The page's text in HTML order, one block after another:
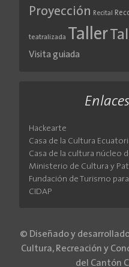
Proyección Recital
teatralizada Taller
Visita guiada
Hackearte
Casa de la Cultura
Casa de la cultura núcleo
Ministerio de Cultura y
Fundación de Turismo
CIDAP
© Diseñado y
Cultura, Recreación y
del Cantón